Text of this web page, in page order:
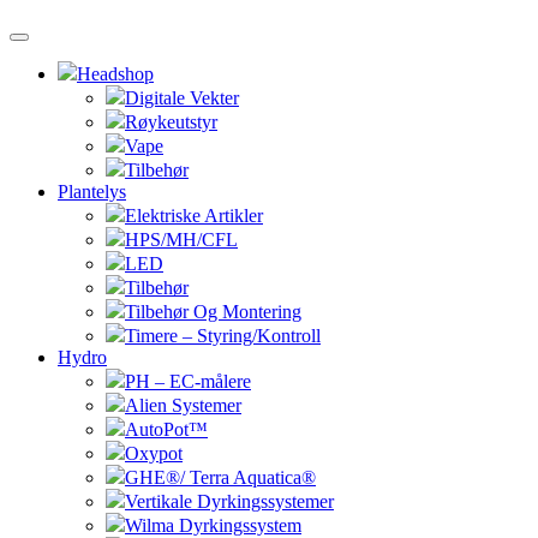
Headshop
Digitale Vekter
Røykeutstyr
Vape
Tilbehør
Plantelys
Elektriske Artikler
HPS/MH/CFL
LED
Tilbehør
Tilbehør Og Montering
Timere – Styring/Kontroll
Hydro
PH – EC-målere
Alien Systemer
AutoPot™
Oxypot
GHE®/ Terra Aquatica®
Vertikale Dyrkingssystemer
Wilma Dyrkingssystem